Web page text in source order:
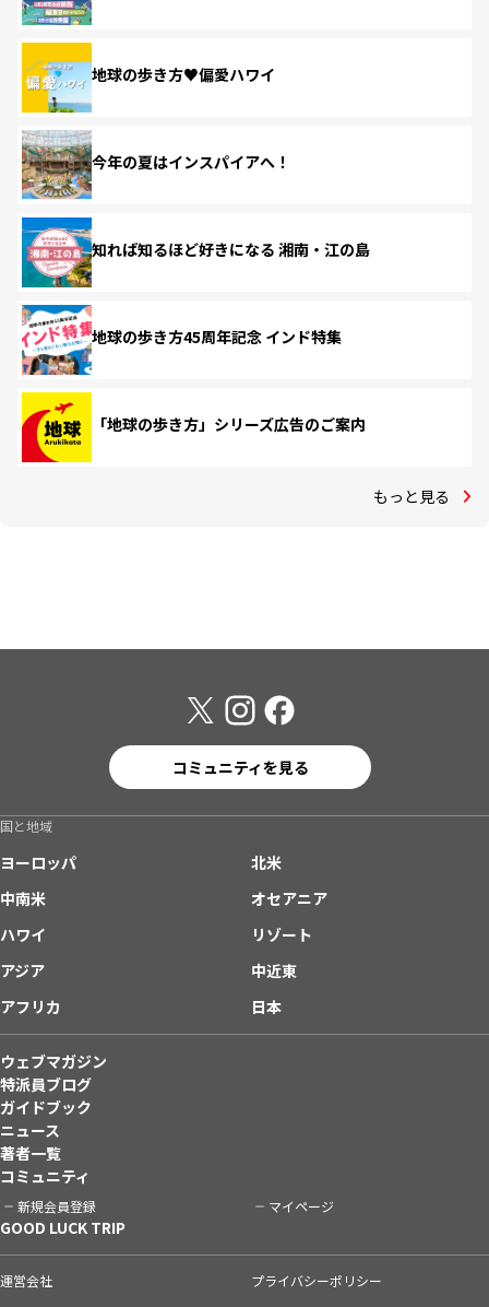
地球の歩き方♥偏愛ハワイ
今年の夏はインスパイアへ！
知れば知るほど好きになる 湘南・江の島
地球の歩き方45周年記念 インド特集
「地球の歩き方」シリーズ広告のご案内
もっと見る
コミュニティを見る
国と地域
ヨーロッパ
北米
中南米
オセアニア
ハワイ
リゾート
アジア
中近東
アフリカ
日本
ウェブマガジン
特派員ブログ
ガイドブック
ニュース
著者一覧
コミュニティ
新規会員登録 マイページ
GOOD LUCK TRIP
運営会社
プライバシーポリシー